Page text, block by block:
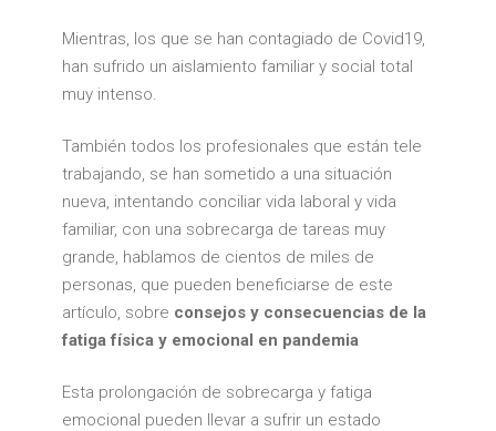
Mientras, los que se han contagiado de Covid19,
han sufrido un aislamiento familiar y social total
muy intenso.
También todos los profesionales que están tele
trabajando, se han sometido a una situación
nueva, intentando conciliar vida laboral y vida
familiar, con una sobrecarga de tareas muy
grande, hablamos de cientos de miles de
personas, que pueden beneficiarse de este
artículo, sobre consejos y consecuencias de la
fatiga física y emocional en pandemia
Esta prolongación de sobrecarga y fatiga
emocional pueden llevar a sufrir un estado